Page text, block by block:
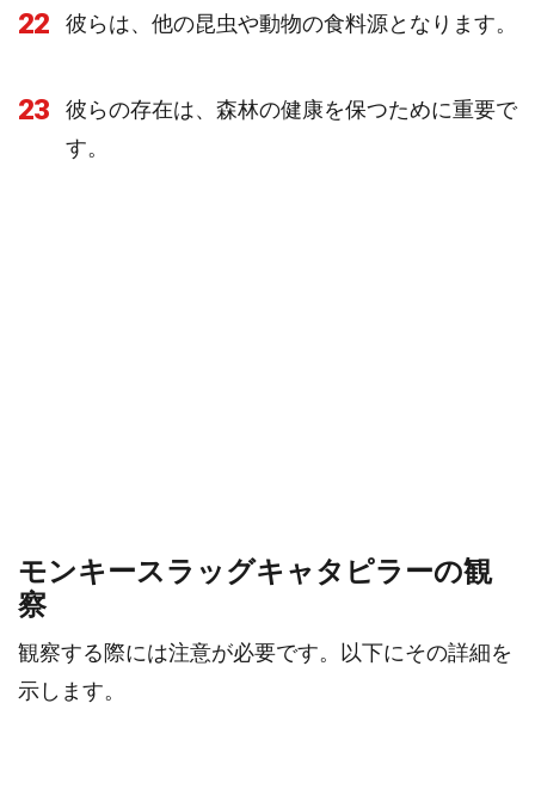
22 彼らは、他の昆虫や動物の食料源となります。
23
彼らの存在は、森林の健康を保つために重要で
す。
モンキースラッグキャタピラーの観
察
観察する際には注意が必要です。以下にその詳細を
示します。